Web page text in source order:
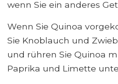
wenn Sie ein anderes
Wenn Sie Quinoa
Sie Knoblauch und
und rühren Sie Quinoa
Paprika und Limette